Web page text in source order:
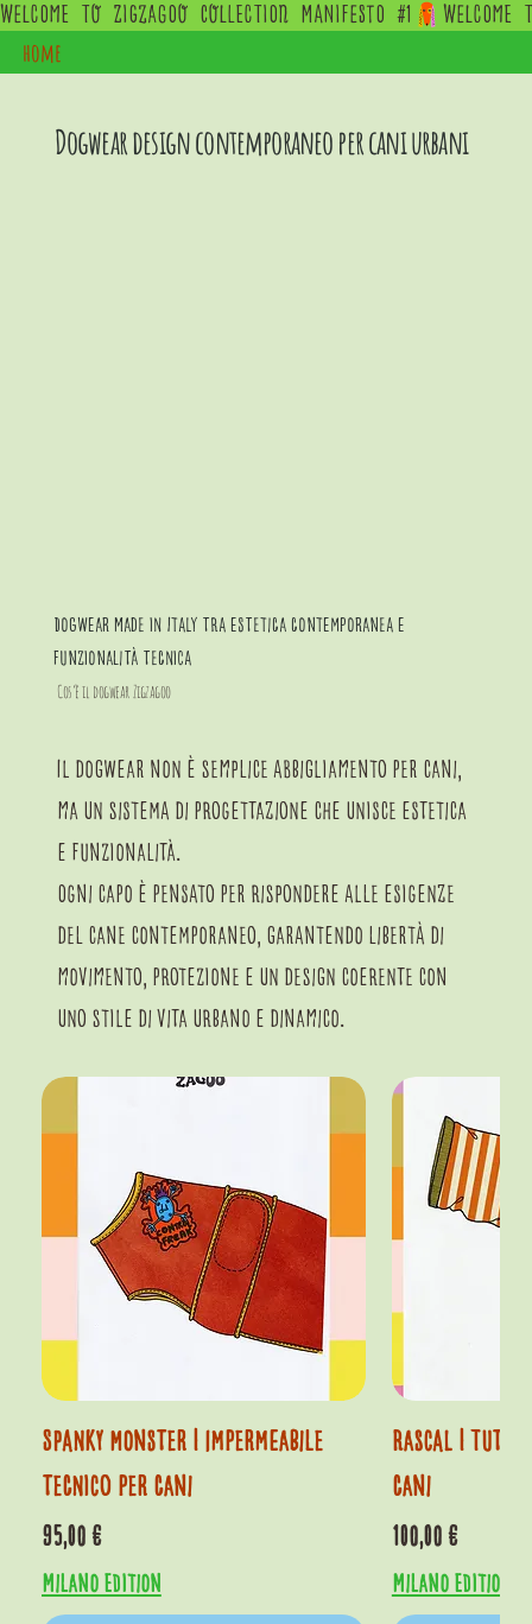
WELCOME  TO  ZIGZAGOO  COLLECTION  MANIFESTO  #1
home
Dogwear Made in Italy tra estetica contemporanea e
funzionalità tecnica
Cos’è il dogwear Zigzagoo
Il dogwear non è semplice abbigliamento per cani,
ma un sistema di progettazione che unisce estetica
e funzionalità.
Ogni capo è pensato per rispondere alle esigenze
del cane contemporaneo, garantendo libertà di
movimento, protezione e un design coerente con
uno stile di vita urbano e dinamico.
Dogwear design contemporaneo per cani urbani
Spanky Monster | Impermeabile
tecnico per cani
Prezzo
95,00 €
Milano Edition
Rascal |
cani
Prezzo
100,00 €
Milano Edition